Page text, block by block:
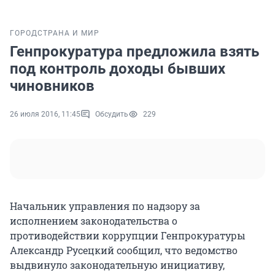
ГОРОДСТРАНА И МИР
Генпрокуратура предложила взять
под контроль доходы бывших
чиновников
26 июля 2016, 11:45 Обсудить 229
Начальник управления по надзору за
исполнением законодательства о
противодействии коррупции Генпрокуратуры
Александр Русецкий сообщил, что ведомство
выдвинуло законодательную инициативу,